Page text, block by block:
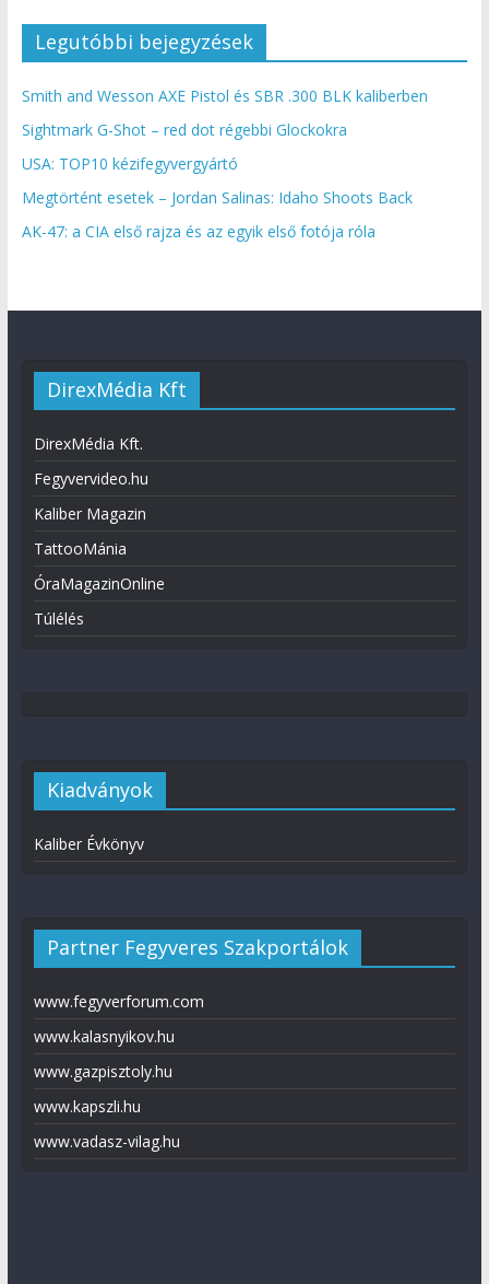
Legutóbbi bejegyzések
Smith and Wesson AXE Pistol és SBR .300 BLK kaliberben
Sightmark G-Shot – red dot régebbi Glockokra
USA: TOP10 kézifegyvergyártó
Megtörtént esetek – Jordan Salinas: Idaho Shoots Back
AK-47: a CIA első rajza és az egyik első fotója róla
DirexMédia Kft
DirexMédia Kft.
Fegyvervideo.hu
Kaliber Magazin
TattooMánia
ÓraMagazinOnline
Túlélés
Kiadványok
Kaliber Évkönyv
Partner Fegyveres Szakportálok
www.fegyverforum.com
www.kalasnyikov.hu
www.gazpisztoly.hu
www.kapszli.hu
www.vadasz-vilag.hu